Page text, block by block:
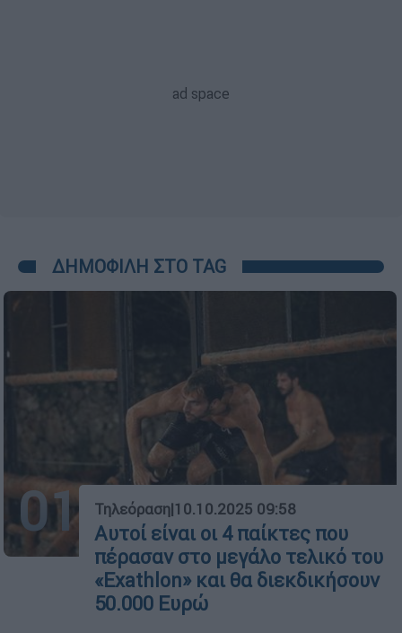
ΔΗΜΟΦΙΛΗ ΣΤΟ TAG
01 Τηλεόραση|10.10.2025 09:58
Αυτοί είναι οι 4 παίκτες που
πέρασαν στο μεγάλο τελικό του
«Exathlon» και θα διεκδικήσουν
50.000 Ευρώ